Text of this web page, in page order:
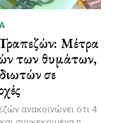
Μέτρα
των θυμάτων,
σε
ανακοινώνει ότι 4